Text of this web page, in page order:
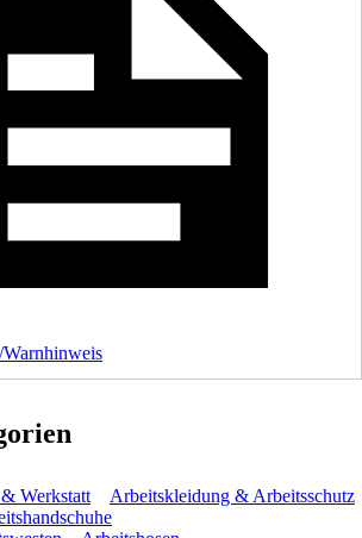
Warnhinweis
Werkstatt
Arbeitskleidung & Arbeitsschutz